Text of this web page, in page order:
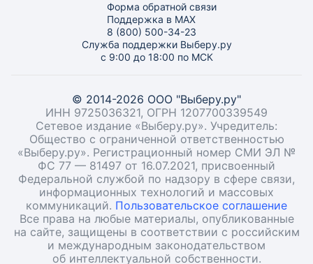
Форма обратной связи
Поддержка в MAX
8 (800) 500-34-23
Служба поддержки Выберу.ру
с 9:00 до 18:00 по МСК
© 2014-2026 ООО "Выберу.ру"
ИНН 9725036321, ОГРН 1207700339549
Сетевое издание «Выберу.ру». Учредитель:
Общество с ограниченной ответственностью
«Выберу.ру». Регистрационный номер СМИ ЭЛ №
ФС 77 — 81497 от 16.07.2021, присвоенный
Федеральной службой по надзору в сфере связи,
информационных технологий и массовых
коммуникаций. Пользовательское соглашение
Все права на любые материалы, опубликованные
на сайте, защищены в соответствии с российским
и международным законодательством
об интеллектуальной собственности.